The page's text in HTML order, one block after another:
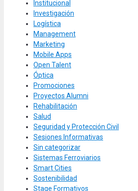
Institucional
Investigación
Logística
Management
Marketing
Mobile Apps
Open Talent
Óptica
Promociones
Proyectos Alumni
Rehabilitación
Salud
Seguridad y Protección Civil
Sesiones Informativas
Sin categorizar
Sistemas Ferroviarios
Smart Cities
Sostenibilidad
Stage Formativos